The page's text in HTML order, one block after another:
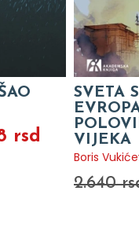
rsd
SVETA
VIJEKA
Boris
2.640